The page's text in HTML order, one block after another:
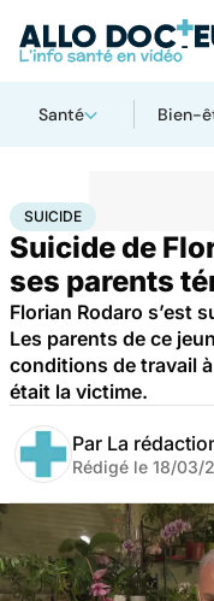
Santé Bien-
AccueilSanté
SUICIDE
Suicide de
ses parents
Florian Rodaro s’est
Les parents de ce
conditions de travail
était la victime.
Par La
Rédigé le 18/03/